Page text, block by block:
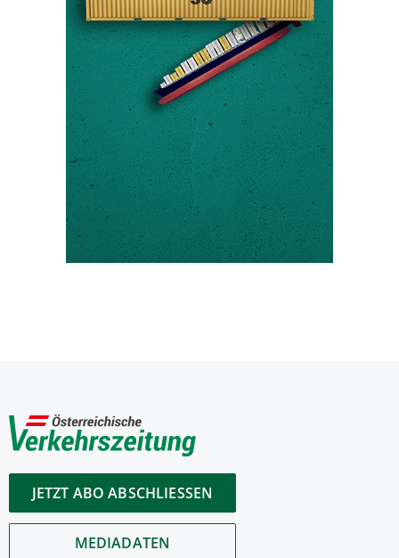
JETZT ABO ABSCHLIESSEN
MEDIADATEN